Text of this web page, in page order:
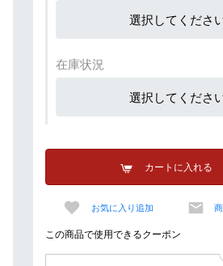
選択してくださ
在庫状況
選択してくださ
カートに入れる
お気に入り追加
この商品で使用できるクーポン